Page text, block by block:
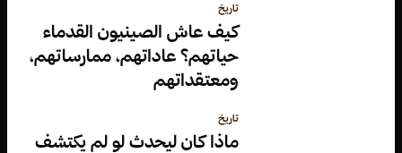
تاريخ
كيف عاش الصينيون القدماء
حياتهم؟ عاداتهم، ممارساتهم،
ومعتقداتهم
تاريخ
ماذا كان ليحدث لو لم يكتشف